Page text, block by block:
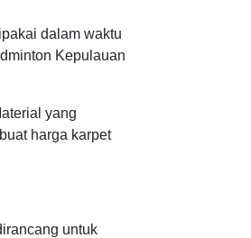
dalam waktu
Kepulauan
yang
harga karpet
untuk